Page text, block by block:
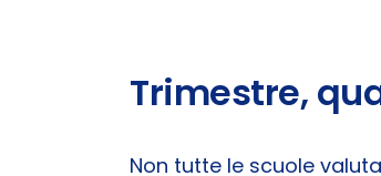
Trimestre,
Non tutte le scuole